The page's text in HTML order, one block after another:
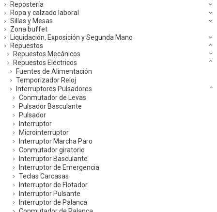
Repostería
Ropa y calzado laboral
Sillas y Mesas
Zona buffet
Liquidación, Exposición y Segunda Mano
Repuestos
Repuestos Mecánicos
Repuestos Eléctricos
Fuentes de Alimentación
Temporizador Reloj
Interruptores Pulsadores
Conmutador de Levas
Pulsador Basculante
Pulsador
Interruptor
Microinterruptor
Interruptor Marcha Paro
Conmutador giratorio
Interruptor Basculante
Interruptor de Emergencia
Teclas Carcasas
Interruptor de Flotador
Interruptor Pulsante
Interruptor de Palanca